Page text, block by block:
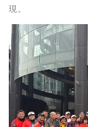
現。